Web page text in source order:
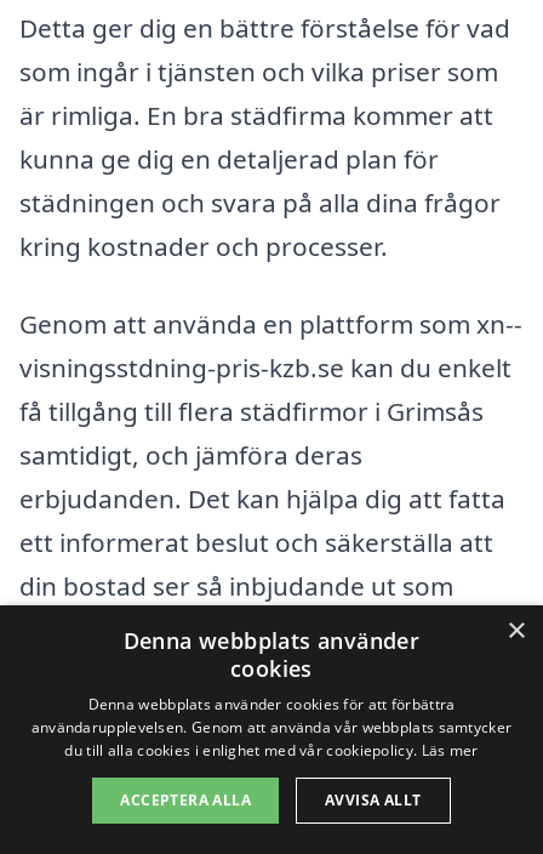
Detta ger dig en bättre förståelse för vad
som ingår i tjänsten och vilka priser som
är rimliga. En bra städfirma kommer att
kunna ge dig en detaljerad plan för
städningen och svara på alla dina frågor
kring kostnader och processer.
Genom att använda en plattform som xn--
visningsstdning-pris-kzb.se kan du enkelt
få tillgång till flera städfirmor i Grimsås
samtidigt, och jämföra deras
erbjudanden. Det kan hjälpa dig att fatta
ett informerat beslut och säkerställa att
din bostad ser så inbjudande ut som
möjligt på visningsdagen.
Få 3 erbjudanden, gratis och utan
förpliktelser
×
Denna webbplats använder
cookies
Denna webbplats använder cookies för att förbättra
användarupplevelsen. Genom att använda vår webbplats samtycker
du till alla cookies i enlighet med vår cookiepolicy. Läs mer
ACCEPTERA ALLA AVVISA ALLT